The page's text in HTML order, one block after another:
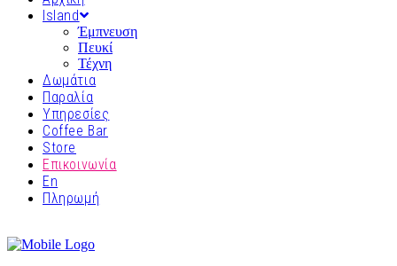
Island
Έμπνευση
Πευκί
Τέχνη
Δωμάτια
Παραλία
Υπηρεσίες
Coffee Bar
Store
Επικοινωνία
En
Πληρωμή